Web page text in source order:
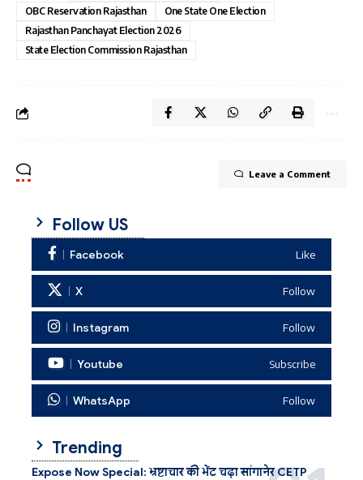
OBC Reservation Rajasthan
One State One Election
Rajasthan Panchayat Election 2026
State Election Commission Rajasthan
Leave a Comment
Follow US
Facebook Like
X Follow
Instagram Follow
Youtube Subscribe
WhatsApp Follow
Trending
Expose Now Special: भ्रष्टाचार की भेंट चढ़ा सांगानेर CETP